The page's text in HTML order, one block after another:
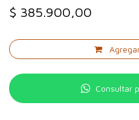
$ 385.900,00
Consultar